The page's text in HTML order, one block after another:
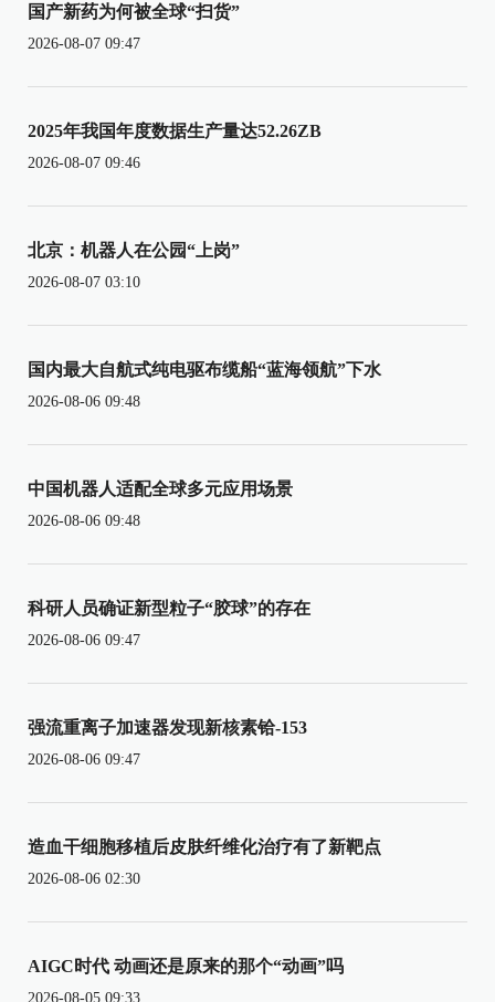
国产新药为何被全球“扫货”
2026-08-07 09:47
2025年我国年度数据生产量达52.26ZB
2026-08-07 09:46
北京：机器人在公园“上岗”
2026-08-07 03:10
国内最大自航式纯电驱布缆船“蓝海领航”下水
2026-08-06 09:48
中国机器人适配全球多元应用场景
2026-08-06 09:48
科研人员确证新型粒子“胶球”的存在
2026-08-06 09:47
强流重离子加速器发现新核素铪-153
2026-08-06 09:47
造血干细胞移植后皮肤纤维化治疗有了新靶点
2026-08-06 02:30
AIGC时代 动画还是原来的那个“动画”吗
2026-08-05 09:33